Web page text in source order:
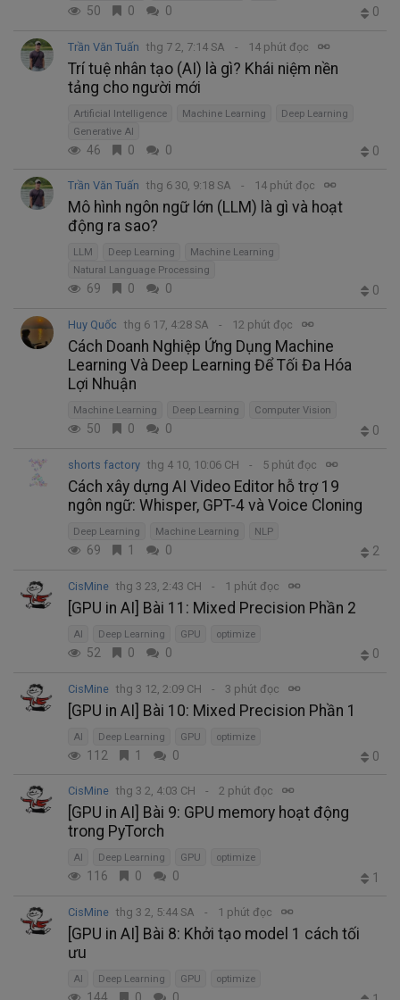
50 0 0 0
Trần Văn Tuấn thg 7 2, 7:14 SA 14 phút đọc
Trí tuệ nhân tạo (AI) là gì? Khái niệm nền
tảng cho người mới
Artificial Intelligence Machine Learning
Deep Learning
Generative AI
46 0 0 0
Trần Văn Tuấn thg 6 30, 9:18 SA 14 phút đọc
Mô hình ngôn ngữ lớn (LLM) là gì và hoạt
động ra sao?
LLM Deep Learning
Machine Learning
Natural Language Processing
69 0 0 0
Huy Quốc thg 6 17, 4:28 SA 12 phút đọc
Cách Doanh Nghiệp Ứng Dụng Machine
Learning Và Deep Learning Để Tối Đa Hóa
Lợi Nhuận
Machine Learning Deep Learning Computer Vision
50 0 0 0
shorts factory thg 4 10, 10:06 CH 5 phút đọc
Cách xây dựng AI Video Editor hỗ trợ 19
ngôn ngữ: Whisper, GPT-4 và Voice Cloning
Deep Learning Machine Learning NLP
69 1 0 2
CisMine thg 3 23, 2:43 CH 1 phút đọc
[GPU in AI] Bài 11: Mixed Precision Phần 2
AI Deep Learning GPU optimize
52 0 0 0
CisMine thg 3 12, 2:09 CH 3 phút đọc
[GPU in AI] Bài 10: Mixed Precision Phần 1
AI Deep Learning GPU optimize
112 1 0 0
CisMine thg 3 2, 4:03 CH 2 phút đọc
[GPU in AI] Bài 9: GPU memory hoạt động
trong PyTorch
AI Deep Learning GPU optimize
116 0 0 1
CisMine thg 3 2, 5:44 SA 1 phút đọc
[GPU in AI] Bài 8: Khởi tạo model 1 cách tối
ưu
AI Deep Learning GPU optimize